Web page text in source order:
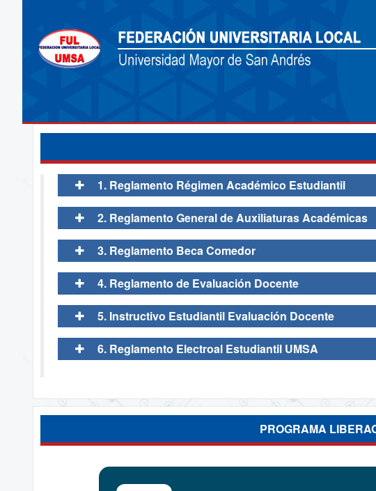
1. Reglamento Régimen Académico Estudiantil
2. Reglamento General de Auxiliaturas Académicas
3. Reglamento Beca Comedor
4. Reglamento de Evaluación Docente
5. Instructivo Estudiantil Evaluación Docente
6. Reglamento Electroal Estudiantil UMSA
PROGRAMA